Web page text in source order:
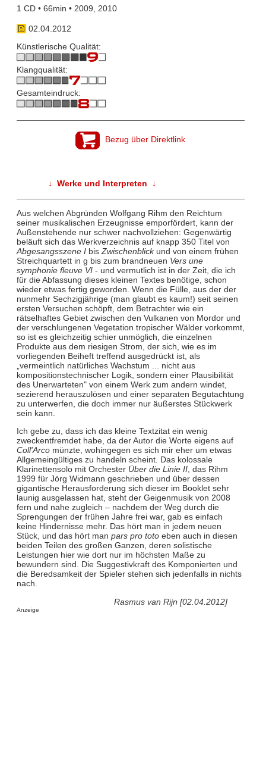
1 CD • 66min • 2009, 2010
02.04.2012
Künstlerische Qualität:
Klangqualität:
Gesamteindruck:
Bezug über Direktlink
↓ Werke und Interpreten ↓
Aus welchen Abgründen Wolfgang Rihm den Reichtum
seiner musikalischen Erzeugnisse emporfördert, kann der
Außenstehende nur schwer nachvollziehen: Gegenwärtig
beläuft sich das Werkverzeichnis auf knapp 350 Titel von
Abgesangsszene Ibis Zwischenblickund von einem frühen
Streichquartett in g bis zum brandneuen Vers une
symphonie fleuve VI- und vermutlich ist in der Zeit, die ich
für die Abfassung dieses kleinen Textes benötige, schon
wieder etwas fertig geworden. Wenn die Fülle, aus der der
nunmehr Sechzigjährige (man glaubt es kaum!) seit seinen
ersten Versuchen schöpft, dem Betrachter wie ein
rätselhaftes Gebiet zwischen den Vulkanen von Mordor und
der verschlungenen Vegetation tropischer Wälder vorkommt,
so ist es gleichzeitig schier unmöglich, die einzelnen
Produkte aus dem riesigen Strom, der sich, wie es im
vorliegenden Beiheft treffend ausgedrückt ist, als
„vermeintlich natürliches Wachstum ... nicht aus
kompositionstechnischer Logik, sondern einer Plausibilität
des Unerwarteten" von einem Werk zum andern windet,
sezierend herauszulösen und einer separaten Begutachtung
zu unterwerfen, die doch immer nur äußerstes Stückwerk
sein kann.
Ich gebe zu, dass ich das kleine Textzitat ein wenig
zweckentfremdet habe, da der Autor die Worte eigens auf
Coll'Arcomünzte, wohingegen es sich mir eher um etwas
Allgemeingültiges zu handeln scheint. Das kolossale
Klarinettensolo mit Orchester Über die Linie II, das Rihm
1999 für Jörg Widmann geschrieben und über dessen
gigantische Herausforderung sich dieser im Booklet sehr
launig ausgelassen hat, steht der Geigenmusik von 2008
fern und nahe zugleich – nachdem der Weg durch die
Sprengungen der frühen Jahre frei war, gab es einfach
keine Hindernisse mehr. Das hört man in jedem neuen
Stück, und das hört man pars pro toto eben auch in diesen
beiden Teilen des großen Ganzen, deren solistische
Leistungen hier wie dort nur im höchsten Maße zu
bewundern sind. Die Suggestivkraft des Komponierten und
die Beredsamkeit der Spieler stehen sich jedenfalls in nichts
nach.
Rasmus van Rijn [02.04.2012]
Anzeige